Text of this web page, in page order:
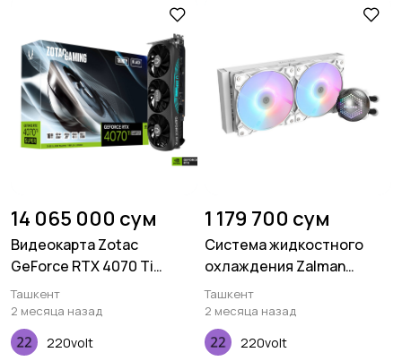
14 065 000 сум
Видеокарта Zotac
GeForce RTX 4070 Ti
SUPER 16GB GDDR6X
Trinity Black Edition
Ташкент
2 месяца назад
220volt
1 179 700 сум
Система жидкостного
охлаждения Zalman
ALPHA 24 WHITE, LGA/AM,
TDP 300W, ARGB
Ташкент
2 месяца назад
220volt